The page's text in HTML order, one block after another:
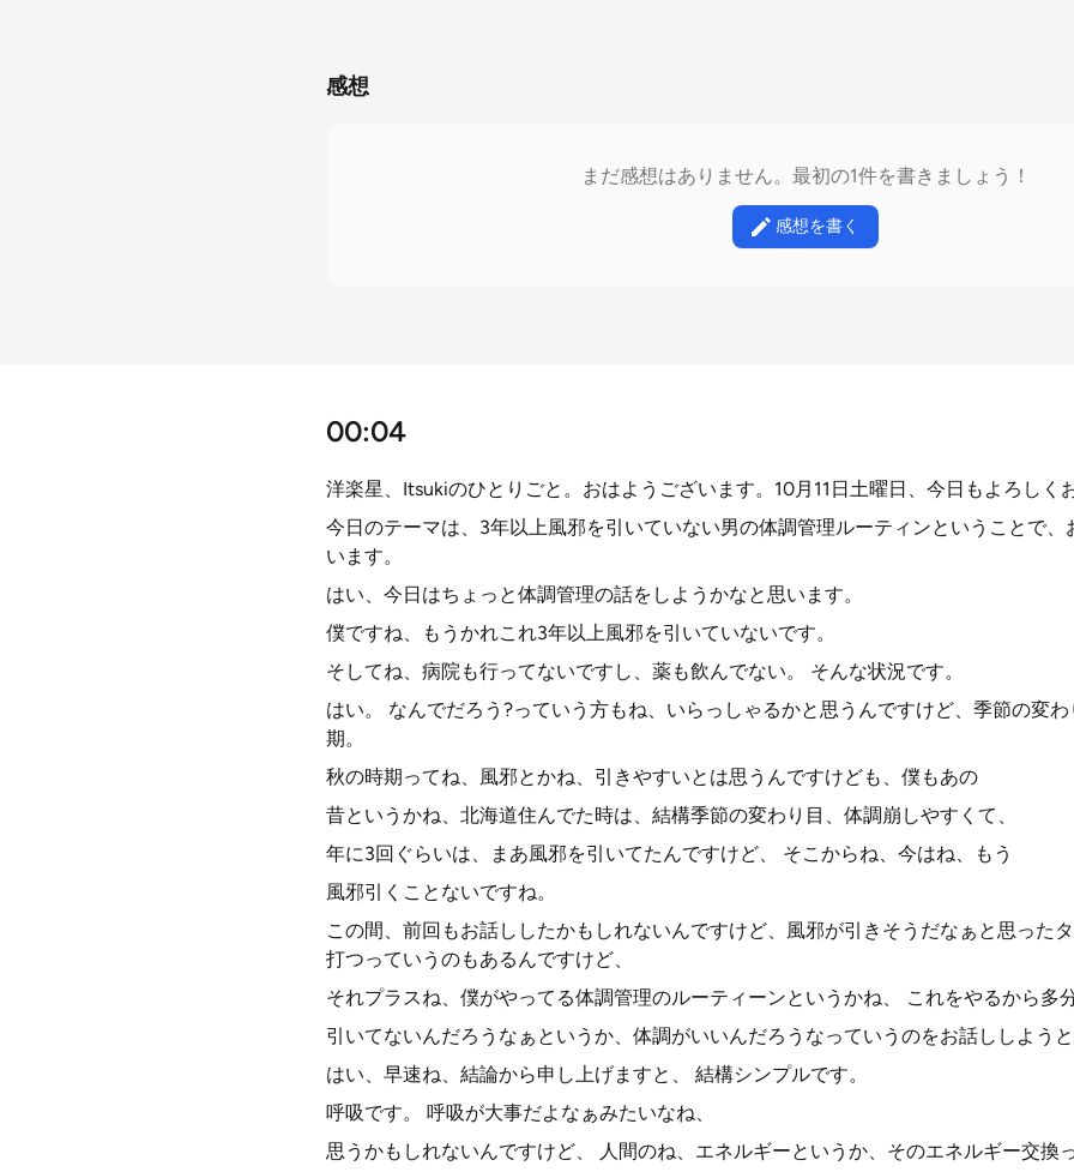
感想
まだ感想はありません。最初の1件を書きましょう！
感想を書く
00:04
洋楽星、Itsukiのひとりごと。おはようございます。10月11日土曜日、今日もよろしく
今日のテーマは、3年以上風邪を引いていない男の体調管理ルーティンということで、
います。
はい、今日はちょっと体調管理の話をしようかなと思います。
僕ですね、もうかれこれ3年以上風邪を引いていないです。
そしてね、病院も行ってないですし、薬も飲んでない。 そんな状況です。
はい。 なんでだろう?っていう方もね、いらっしゃるかと思うんですけど、季節の変
期。
秋の時期ってね、風邪とかね、引きやすいとは思うんですけども、僕もあの
昔というかね、北海道住んでた時は、結構季節の変わり目、体調崩しやすくて、
年に3回ぐらいは、まあ風邪を引いてたんですけど、 そこからね、今はね、もう
風邪引くことないですね。
この間、前回もお話ししたかもしれないんですけど、風邪が引きそうだなぁと思った
打つっていうのもあるんですけど、
それプラスね、僕がやってる体調管理のルーティーンというかね、 これをやるから多
引いてないんだろうなぁというか、体調がいいんだろうなっていうのをお話ししようと
はい、早速ね、結論から申し上げますと、 結構シンプルです。
呼吸です。 呼吸が大事だよなぁみたいなね、
思うかもしれないんですけど、 人間のね、エネルギーというか、そのエネルギー交換